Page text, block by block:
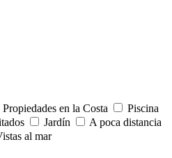
Propiedades en la Costa
Piscina
Jardín
A poca distancia
al mar